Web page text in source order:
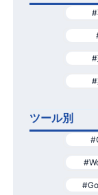
ツール別